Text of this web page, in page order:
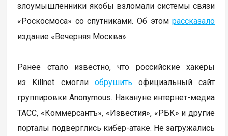
злоумышленники якобы взломали системы связи
«Роскосмоса» со спутниками. Об этомрассказало
издание «Вечерняя Москва».
Ранее стало известно, что российские хакеры
из Killnet смогли обрушить официальный сайт
группировки Anonymous. Накануне интернет-медиа
ТАСС, «Коммерсантъ», «Известия», «РБК» и другие
порталы подверглись кибер-атаке. Не загружались